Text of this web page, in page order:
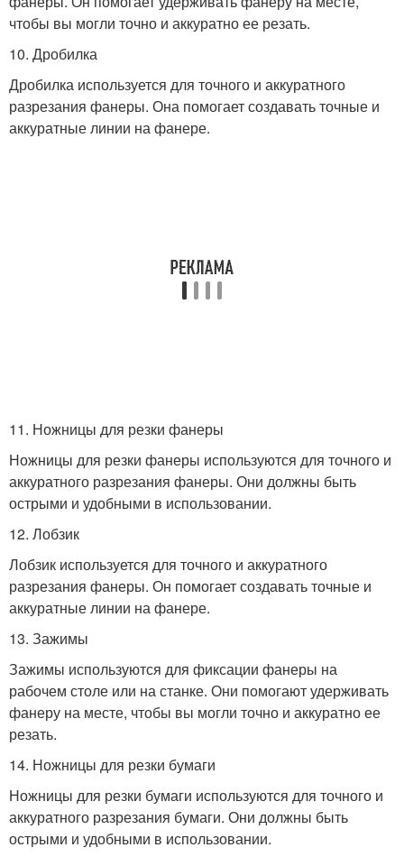
чтобы вы могли точно и аккуратно ее резать.
10. Дробилка
Дробилка используется для точного и аккуратного
разрезания фанеры. Она помогает создавать точные и
аккуратные линии на фанере.
11. Ножницы для резки фанеры
Ножницы для резки фанеры используются для точного и
аккуратного разрезания фанеры. Они должны быть
острыми и удобными в использовании.
12. Лобзик
Лобзик используется для точного и аккуратного
разрезания фанеры. Он помогает создавать точные и
аккуратные линии на фанере.
13. Зажимы
Зажимы используются для фиксации фанеры на
рабочем столе или на станке. Они помогают удерживать
фанеру на месте, чтобы вы могли точно и аккуратно ее
резать.
14. Ножницы для резки бумаги
Ножницы для резки бумаги используются для точного и
аккуратного разрезания бумаги. Они должны быть
острыми и удобными в использовании.